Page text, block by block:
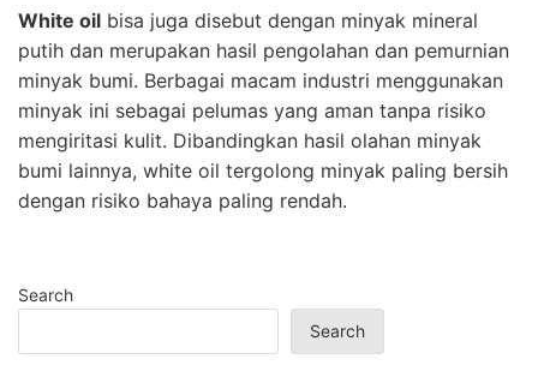
White oil bisa juga disebut dengan minyak mineral
putih dan merupakan hasil pengolahan dan pemurnian
minyak bumi. Berbagai macam industri menggunakan
minyak ini sebagai pelumas yang aman tanpa risiko
mengiritasi kulit. Dibandingkan hasil olahan minyak
bumi lainnya, white oil tergolong minyak paling bersih
dengan risiko bahaya paling rendah.
Search
Search